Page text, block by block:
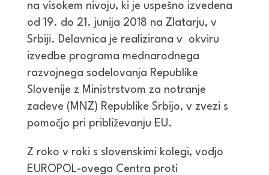
na visokem nivoju, ki je uspešno izvedena
od 19. do 21. junija 2018 na Zlatarju, v
Srbiji. Delavnica je realizirana v okviru
izvedbe programa mednarodnega
razvojnega sodelovanja Republike
Slovenije z Ministrstvom za notranje
zadeve (MNZ) Republike Srbijo, v zvezi s
pomočjo pri približevanju EU.
Z roko v roki s slovenskimi kolegi, vodjo
EUROPOL-ovega Centra proti